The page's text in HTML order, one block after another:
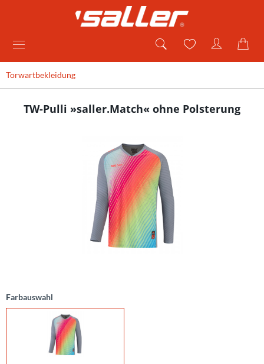
Torwartbekleidung
TW-Pulli »saller.Match« ohne Polsterung
Farbauswahl